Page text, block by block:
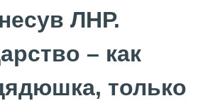
ЛНР.
– как
только